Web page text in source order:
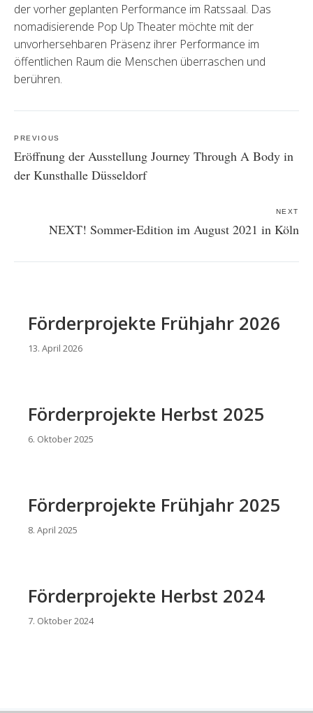
der vorher geplanten Performance im Ratssaal. Das
nomadisierende Pop Up Theater möchte mit der
unvorhersehbaren Präsenz ihrer Performance im
öffentlichen Raum die Menschen überraschen und
berühren.
navigation
PREVIOUS
Eröffnung der Ausstellung Journey Through A Body in
der Kunsthalle Düsseldorf
NEXT
NEXT! Sommer-Edition im August 2021 in Köln
Förderprojekte Frühjahr 2026
13. April 2026
Förderprojekte Herbst 2025
6. Oktober 2025
Förderprojekte Frühjahr 2025
8. April 2025
Förderprojekte Herbst 2024
7. Oktober 2024